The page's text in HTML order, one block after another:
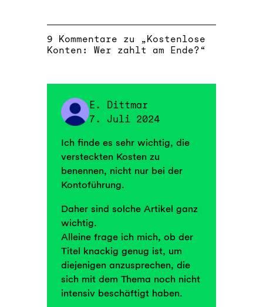
9 Kommentare zu „Kostenlose
Konten: Wer zahlt am Ende?“
E. Dittmar
7. Juli 2024
Ich finde es sehr wichtig, die
versteckten Kosten zu
benennen, nicht nur bei der
Kontoführung.
Daher sind solche Artikel ganz
wichtig.
Alleine frage ich mich, ob der
Titel knackig genug ist, um
diejenigen anzusprechen, die
sich mit dem Thema noch nicht
intensiv beschäftigt haben.